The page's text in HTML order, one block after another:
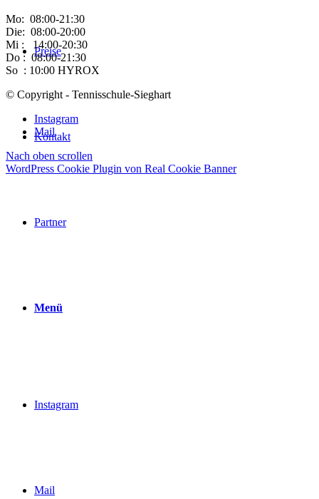
Preise
Kontakt
Partner
Menü
Instagram
Mail
Mo: 08:00-21:30
Die: 08:00-20:00
Mi : 14:00-20:30
Do : 08:00-21:30
So : 10:00 HYROX
© Copyright - Tennisschule-Sieghart
Instagram
Mail
Nach oben scrollen
WordPress Cookie Plugin von Real Cookie Banner